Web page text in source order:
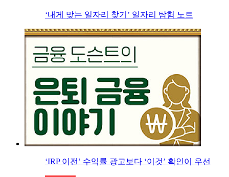
‘내게 맞는 일자리 찾기’ 일자리 탐험 노트
‘IRP 이전’ 수익률 광고보다 ‘이것’ 확인이 우선